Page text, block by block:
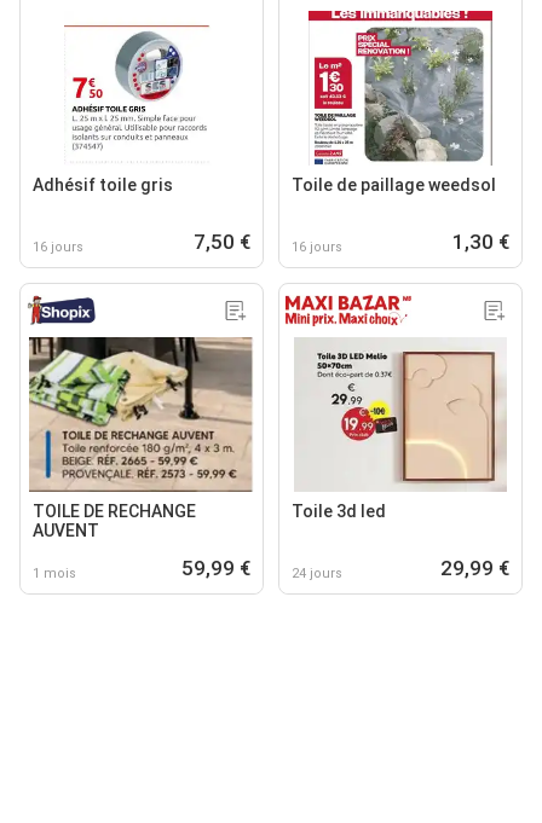
Adhésif toile gris
16 jours 7,50 €
Toile de paillage weedsol
16 jours 1,30 €
TOILE DE RECHANGE
AUVENT
1 mois 59,99 €
Toile 3d led
24 jours 29,99 €